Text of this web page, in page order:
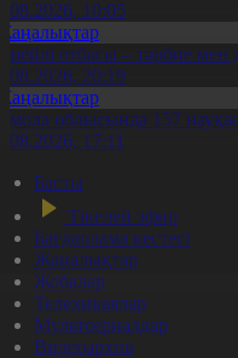
10:05
отбасы – тәрбие мен
20:19
облысында 157
17:11
Басты
Тікелей эфир
Бағдарлама кестесі
Жаңалықтар
Жобалар
Телехикаялар
Мультсериалдар
Видеоархив